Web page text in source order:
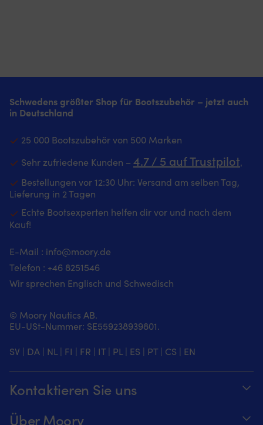
Schwedens größter Shop für Bootszubehör – jetzt auch
in Deutschland
25 000 Bootszubehör von 500 Marken
Sehr zufriedene Kunden – 4.7 / 5 auf Trustpilot‚
Bestellungen vor 12:30 Uhr: Versand am selben Tag,
Lieferung in 2 Tagen
Echte Bootsexperten helfen dir vor und nach dem
Kauf!
E-Mail : info@moory.de
Telefon : +46 8251546
Wir sprechen Englisch und Schwedisch
© Moory Nautics AB.
EU-USt-Nummer: SE559238939801.
SV | DA | NL | FI | FR | IT| PL | ES | PT| CS | EN
Kontaktieren Sie uns
Telefonzeiten täglich von 8 – 20 Uhr.
Über Moory